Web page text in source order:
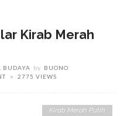
Kirab Merah
BUDAYA by BUONO
2775 VIEWS
Kirab Merah Putih